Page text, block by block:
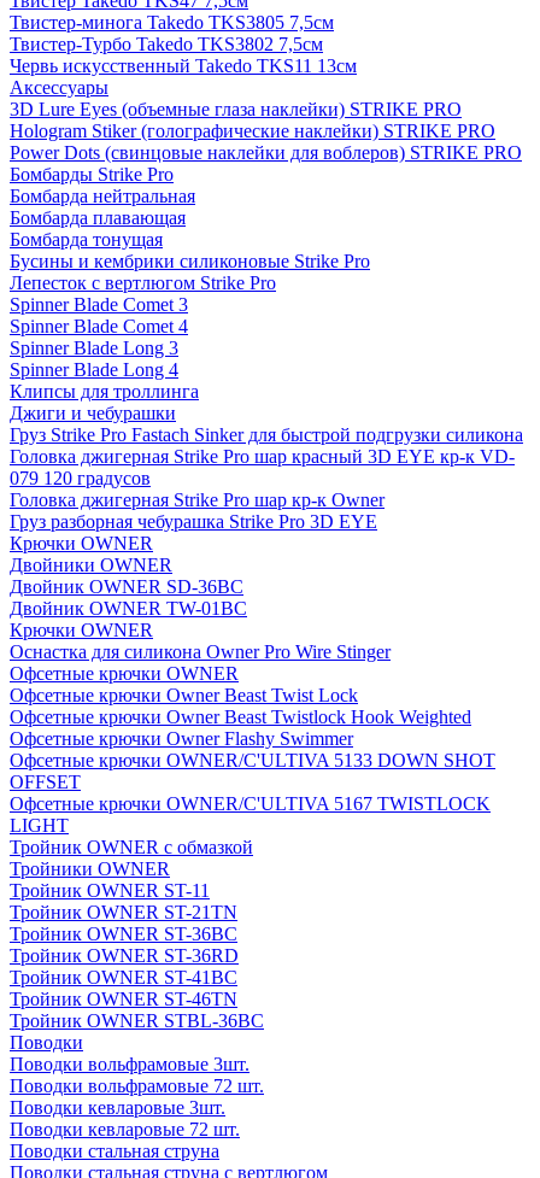
Твистер-минога Takedo TKS3805 7,5см
Твистер-Турбо Takedo TKS3802 7,5см
Червь искусственный Takedo TKS11 13см
Аксессуары
3D Lure Eyes (объемные глаза наклейки) STRIKE PRO
Hologram Stiker (голографические наклейки) STRIKE PRO
Power Dots (свинцовые наклейки для воблеров) STRIKE PRO
Бомбарды Strike Pro
Бомбарда нейтральная
Бомбарда плавающая
Бомбарда тонущая
Бусины и кембрики силиконовые Strike Pro
Лепесток с вертлюгом Strike Pro
Spinner Blade Comet 3
Spinner Blade Comet 4
Spinner Blade Long 3
Spinner Blade Long 4
Клипсы для троллинга
Джиги и чебурашки
Груз Strike Pro Fastach Sinker для быстрой подгрузки силикона
Головка джигерная Strike Pro шар красный 3D EYE кр-к VD-
079 120 градусов
Головка джигерная Strike Pro шар кр-к Owner
Груз разборная чебурашка Strike Pro 3D EYE
Крючки OWNER
Двойники OWNER
Двойник OWNER SD-36BC
Двойник OWNER TW-01BC
Крючки OWNER
Оснастка для силикона Owner Pro Wire Stinger
Офсетные крючки OWNER
Офсетные крючки Owner Beast Twist Lock
Офсетные крючки Owner Beast Twistlock Hook Weighted
Офсетные крючки Owner Flashy Swimmer
Офсетные крючки OWNER/C'ULTIVA 5133 DOWN SHOT
OFFSET
Офсетные крючки OWNER/C'ULTIVA 5167 TWISTLOCK
LIGHT
Тройник OWNER с обмазкой
Тройники OWNER
Тройник OWNER ST-11
Тройник OWNER ST-21TN
Тройник OWNER ST-36BC
Тройник OWNER ST-36RD
Тройник OWNER ST-41BC
Тройник OWNER ST-46TN
Тройник OWNER STBL-36BC
Поводки
Поводки вольфрамовые 3шт.
Поводки вольфрамовые 72 шт.
Поводки кевларовые 3шт.
Поводки кевларовые 72 шт.
Поводки стальная струна
Поводки стальная струна с вертлюгом